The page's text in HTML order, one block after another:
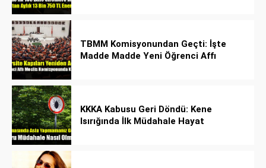
TBMM Komisyonundan Geçti: İşte
Madde Madde Yeni Öğrenci Affı
KKKA Kabusu Geri Döndü: Kene
Isırığında İlk Müdahale Hayat